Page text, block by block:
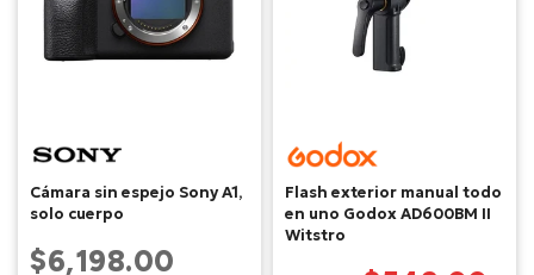
Cámara sin espejo Sony A1,
solo cuerpo
$6,198.00
Flash exterior manual todo
en uno Godox AD600BM II
Witstro